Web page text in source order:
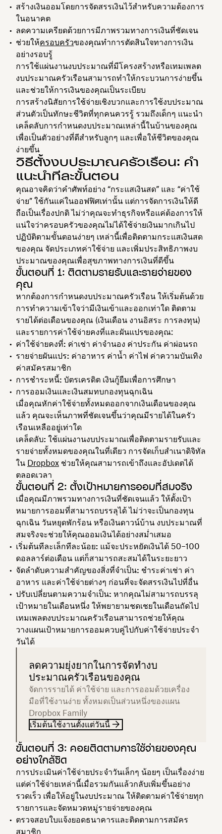
สร้างเงินออมโดยการจัดสรรเงินไว้สำหรับความต้องการ
ในอนาคต
ลดความเครียดด้วยการมีภาพรวมทางการเงินที่ชัดเจน
ช่วยให้ครอบครัวของคุณทำการตัดสินใจทางการเงิน
อย่างรอบรู้
การใช้แผ่นงานงบประมาณที่มีโครงสร้างหรือเทมเพลต
งบประมาณครัวเรือนสามารถทำให้กระบวนการง่ายขึ้น
และช่วยให้การเงินของคุณเป็นระเบียบ
การสร้างนิสัยการใช้จ่ายเชิงบวกและการใช้งบประมาณ
ส่วนตัวเป็นทักษะชีวิตที่ทุกคนควรรู้ รวมถึงเด็กๆ แนะนำ
เคล็ดลับการกำหนดงบประมาณเหล่านี้ในบ้านของคุณ
เพื่อเป็นตัวอย่างที่ดีสำหรับลูกๆ และเพื่อให้ชีวิตของคุณ
ง่ายขึ้น
วิธีตั้งงบประมาณครัวเรือน: คำ
แนะนำทีละขั้นตอน
คุณอาจคิดว่าคำศัพท์อย่าง “กระแสเงินสด” และ “ค่าใช้
จ่าย” ใช้กันแค่ในออฟฟิศเท่านั้น แต่การจัดการเงินให้ดี
ถือเป็นเรื่องปกติ ไม่ว่าคุณจะทำธุรกิจหรือแค่ต้องการให้
แน่ใจว่าครอบครัวของคุณไม่ได้ใช้จ่ายเงินมากเกินไป
ปฏิบัติตามขั้นตอนง่ายๆ เหล่านี้เพื่อติดตามกระแสเงินสด
ของคุณ จัดประเภทค่าใช้จ่าย และเพิ่มประสิทธิภาพงบ
ประมาณของคุณเพื่อสุขภาพทางการเงินที่ดีขึ้น
ขั้นตอนที่ 1: ติดตามรายรับและรายจ่ายของ
คุณ
หากต้องการกำหนดงบประมาณครัวเรือน ให้เริ่มต้นด้วย
การทำความเข้าใจว่ามีเงินเข้าและออกเท่าใด ติดตาม
รายได้ต่อเดือนของคุณ (เงินเดือน งานอิสระ การลงทุน)
และรายการค่าใช้จ่ายคงที่และผันแปรของคุณ:
ค่าใช้จ่ายคงที่: ค่าเช่า ค่าจำนอง ค่าประกัน ค่าผ่อนรถ
รายจ่ายผันแปร: ค่าอาหาร ค่าน้ำ ค่าไฟ ค่าความบันเทิง
ค่าสมัครสมาชิก
การชำระหนี้: บัตรเครดิต เงินกู้ยืมเพื่อการศึกษา
การออมเงินและเงินสมทบกองทุนฉุกเฉิน
เมื่อคุณหักค่าใช้จ่ายทั้งหมดออกจากเงินเดือนของคุณ
แล้ว คุณจะเห็นภาพที่ชัดเจนขึ้นว่าคุณมีรายได้ในครัว
เรือนเหลืออยู่เท่าใด
เคล็ดลับ: ใช้แผ่นงานงบประมาณเพื่อติดตามรายรับและ
รายจ่ายทั้งหมดของคุณในที่เดียว การจัดเก็บสำเนาดิจิทัล
ใน Dropbox ช่วยให้คุณสามารถเข้าถึงและอัปเดตได้
ตลอดเวลา
ขั้นตอนที่ 2: ตั้งเป้าหมายการออมที่สมจริง
เมื่อคุณมีภาพรวมทางการเงินที่ชัดเจนแล้ว ให้ตั้งเป้า
หมายการออมที่สามารถบรรลุได้ ไม่ว่าจะเป็นกองทุน
ฉุกเฉิน วันหยุดพักร้อน หรือเงินดาวน์บ้าน งบประมาณที่
สมจริงจะช่วยให้คุณออมเงินได้อย่างสม่ำเสมอ
เริ่มต้นทีละเล็กทีละน้อย: แม้จะประหยัดเงินได้ 50–100
ดอลลาร์ต่อเดือน แต่ก็สามารถสะสมได้ในระยะยาว
จัดลำดับความสำคัญของสิ่งที่จำเป็น: ชำระค่าเช่า ค่า
อาหาร และค่าใช้จ่ายต่างๆ ก่อนที่จะจัดสรรเงินไปที่อื่น
ปรับเปลี่ยนตามความจำเป็น: หากคุณไม่สามารถบรรลุ
เป้าหมายในเดือนหนึ่ง ให้พยายามชดเชยในเดือนถัดไป
เทมเพลตงบประมาณครัวเรือนสามารถช่วยให้คุณ
วางแผนเป้าหมายการออมควบคู่ไปกับค่าใช้จ่ายประจำ
วันได้
ลดความยุ่งยากในการจัดทำงบ
ประมาณครัวเรือนของคุณ
จัดการรายได้ ค่าใช้จ่าย และการออมด้วยเครื่อง
มือที่ใช้งานง่าย ทั้งหมดเป็นส่วนหนึ่งของแผน
Dropbox Family
เริ่มต้นใช้งานตั้งแต่วันนี้
ขั้นตอนที่ 3: คอยติดตามการใช้จ่ายของคุณ
อย่างใกล้ชิด
การประเมินค่าใช้จ่ายประจำวันเล็กๆ น้อยๆ เป็นเรื่องง่าย
แต่ค่าใช้จ่ายเหล่านี้เมื่อรวมกันแล้วกลับเพิ่มขึ้นอย่าง
รวดเร็ว เพื่อให้อยู่ในงบประมาณ ให้ติดตามค่าใช้จ่ายทุก
รายการและจัดหมวดหมู่รายจ่ายของคุณ
ตรวจสอบใบแจ้งยอดธนาคารและติดตามการสมัคร
สมาชิก